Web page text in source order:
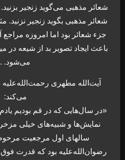
شعائر مذهبی می‌گوید زنجیر
شعائر مذهبی بگوید زنجیر
جزء شعائر بود اما امروزه
باعث ایجاد تصویر بد از شیعه در
می‌شود. .
آیت‌الله مطهری
می‌کند:
«در سال‌هایی که در قم بودیم
نمایش‌ها و شبیه‌های خیلی
سالهای اول مرجعیت
رضوان‌الله‌علیه بود که قدرت